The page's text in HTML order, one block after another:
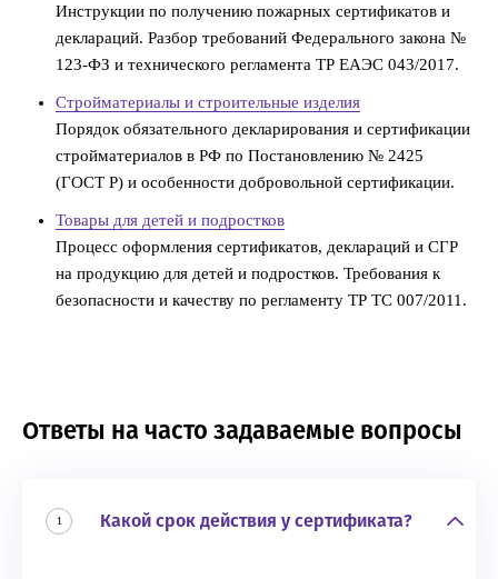
Инструкции по получению пожарных сертификатов и
деклараций. Разбор требований Федерального закона №
123-ФЗ и технического регламента ТР ЕАЭС 043/2017.
Стройматериалы и строительные изделия
Порядок обязательного декларирования и сертификации
стройматериалов в РФ по Постановлению № 2425
(ГОСТ Р) и особенности добровольной сертификации.
Товары для детей и подростков
Процесс оформления сертификатов, деклараций и СГР
на продукцию для детей и подростков. Требования к
безопасности и качеству по регламенту ТР ТС 007/2011.
Ответы на часто задаваемые вопросы
1 Какой срок действия у сертификата?